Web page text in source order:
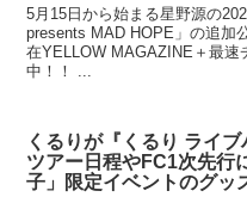
5月15日から始まる星野源の
presents MAD HOPE」の追加
在YELLOW MAGAZINE＋最速
中！！ ...
くるりが『くるり ライ
ツアー日程やFC1次先行
子」限定イベントのグッ